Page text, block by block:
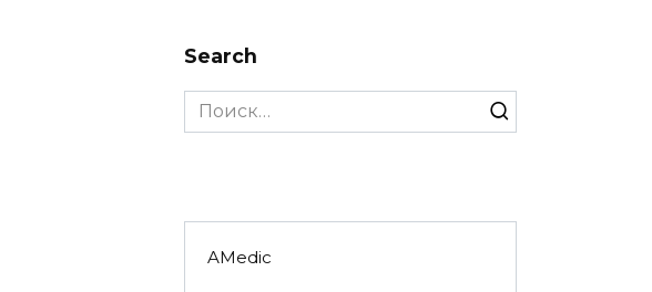
Search
Search
for:
AMedic